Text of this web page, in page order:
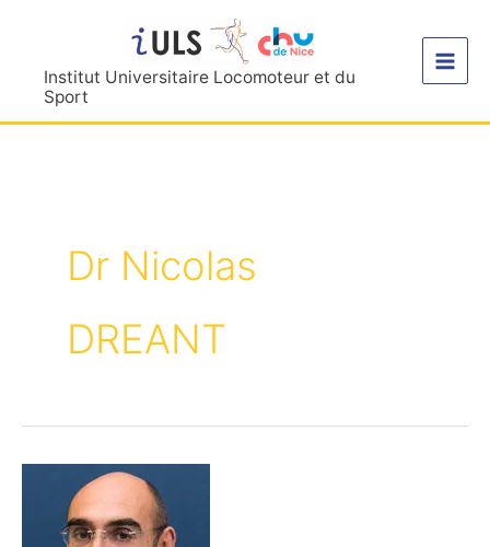
contenuInstitut Universitaire Locomoteur et du
Sport
Dr Nicolas
DREANT